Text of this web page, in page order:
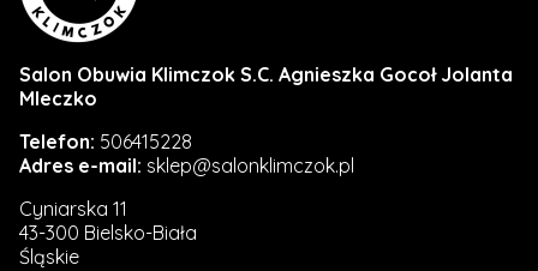
Salon Obuwia Klimczok S.C. Agnieszka Gocoł Jolanta
Mleczko
Telefon: 506415228
Adres e-mail: sklep@salonklimczok.pl
Cyniarska 11
43-300 Bielsko-Biała
Śląskie